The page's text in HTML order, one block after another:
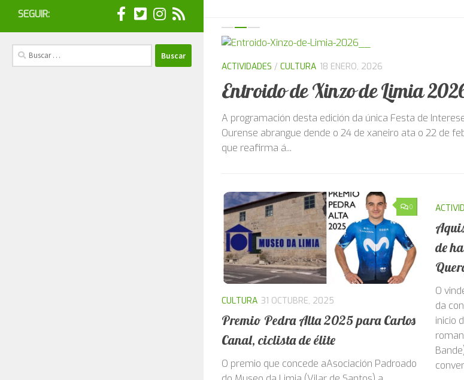
CULTURA/PATRIMONIO 2 DICIEMBRE, 2025
A sociedade civil demanda ás
restauración da Lagoa de
O Centro de Interpretación da Lagoa de Antela, en
CULTURA 31 OCTUBRE, 2025
Premio Pedra Alta 2025 para Carlos
Canal, ciclista de élite
de
O
da
inicio
SEGUIR:
Buscar: